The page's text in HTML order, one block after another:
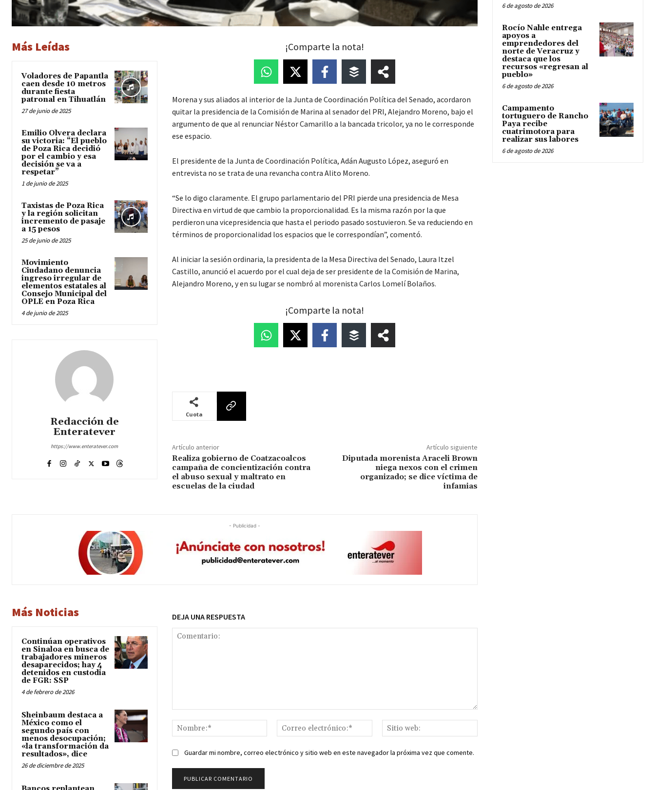
Más Leídas
Voladores de Papantla
caen desde 10 metros
durante fiesta
patronal en Tihuatlán
27 de junio de 2025
Emilio Olvera declara
su victoria: “El pueblo
de Poza Rica decidió
por el cambio y esa
decisión se va a
respetar”
1 de junio de 2025
Taxistas de Poza Rica
y la región solicitan
incremento de pasaje
a 15 pesos
25 de junio de 2025
Movimiento
Ciudadano denuncia
ingreso irregular de
elementos estatales al
Consejo Municipal del
OPLE en Poza Rica
4 de junio de 2025
Redacción de
Enteratever
https://www.enteratever.com
¡Comparte la nota!
Morena y sus aliados al interior de la Junta de Coordinación Política del Senado, acordaron
quitar la presidencia de la Comisión de Marina al senador del PRI, Alejandro Moreno, bajo el
argumento de que al renunciar Néstor Camarillo a la bancada tricolor, ya no le corresponde
ese espacio.
El presidente de la Junta de Coordinación Política, Adán Augusto López, aseguró en
entrevista no se trata de una revancha contra Alito Moreno.
“Se lo digo claramente. El grupo parlamentario del PRI pierde una presidencia de Mesa
Directiva en virtud de que cambio la proporcionalidad. Es la misma razón por la que
perdieron una vicepresidencia que hasta el periodo pasado sostuvieron. Se va reduciendo en
términos de proporcionalidad los espacios que le correspondían”, comentó.
Al iniciar la sesión ordinaria, la presidenta de la Mesa Directiva del Senado, Laura Itzel
Castillo, anunció el acuerdo por el cual deja de ser presidente de la Comisión de Marina,
Alejandro Moreno, y en su lugar se nombró al morenista Carlos Lomelí Bolaños.
¡Comparte la nota!
Cuota
Artículo anterior
Realiza gobierno de Coatzacoalcos
campaña de concientización contra
el abuso sexual y maltrato en
escuelas de la ciudad
Artículo siguiente
Diputada morenista Araceli Brown
niega nexos con el crimen
organizado; se dice víctima de
infamias
- Publicidad -
Más Noticias
Continúan operativos
en Sinaloa en busca de
trabajadores mineros
desaparecidos; hay 4
detenidos en custodia
de FGR: SSP
4 de febrero de 2026
Sheinbaum destaca a
México como el
segundo país con
menos desocupación;
«la transformación da
resultados», dice
26 de diciembre de 2025
DEJA UNA RESPUESTA
Nombre:*
Correo
electrónico:*
web:
Guardar mi nombre, correo electrónico y sitio web en este navegador la próxima vez que comente.
6 de agosto de 2026
Rocío Nahle entrega
apoyos a
emprendedores del
norte de Veracruz y
destaca que los
recursos «regresan al
pueblo»
6 de agosto de 2026
Campamento
tortuguero de Rancho
Paya recibe
cuatrimotora para
realizar sus labores
6 de agosto de 2026